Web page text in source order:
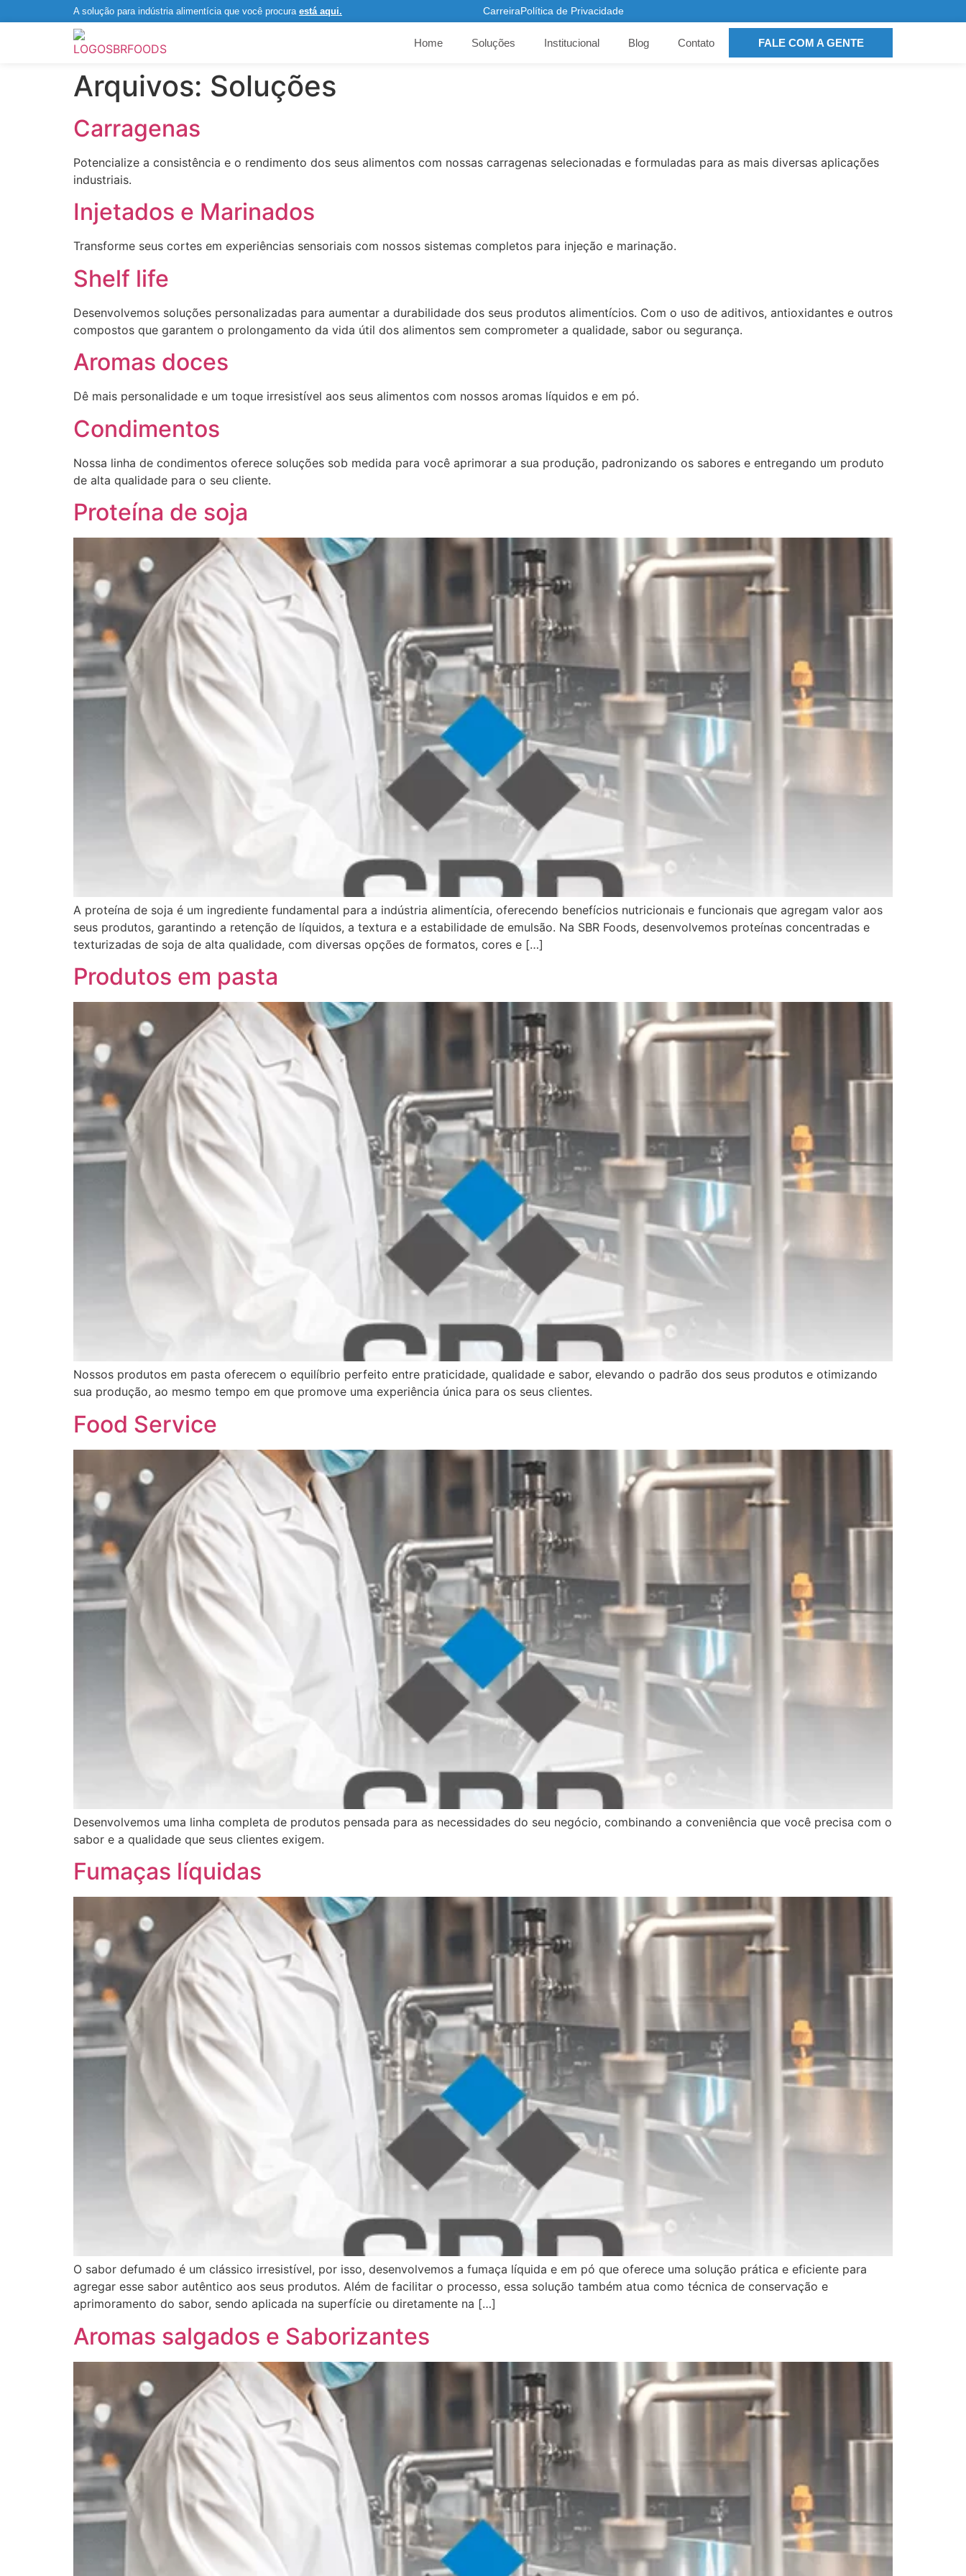
A solução para indústria alimentícia que você procura está aqui. CarreiraPolítica de Privacidade
Home Soluções Institucional Blog Contato FALE COM A GENTE
Arquivos: Soluções
Carragenas
Potencialize a consistência e o rendimento dos seus alimentos com nossas carragenas selecionadas e formuladas para as mais diversas aplicações
industriais.
Injetados e Marinados
Transforme seus cortes em experiências sensoriais com nossos sistemas completos para injeção e marinação.
Shelf life
Desenvolvemos soluções personalizadas para aumentar a durabilidade dos seus produtos alimentícios. Com o uso de aditivos, antioxidantes e outros
compostos que garantem o prolongamento da vida útil dos alimentos sem comprometer a qualidade, sabor ou segurança.
Aromas doces
Dê mais personalidade e um toque irresistível aos seus alimentos com nossos aromas líquidos e em pó.
Condimentos
Nossa linha de condimentos oferece soluções sob medida para você aprimorar a sua produção, padronizando os sabores e entregando um produto
de alta qualidade para o seu cliente.
Proteína de soja
A proteína de soja é um ingrediente fundamental para a indústria alimentícia, oferecendo benefícios nutricionais e funcionais que agregam valor aos
seus produtos, garantindo a retenção de líquidos, a textura e a estabilidade de emulsão. Na SBR Foods, desenvolvemos proteínas concentradas e
texturizadas de soja de alta qualidade, com diversas opções de formatos, cores e […]
Produtos em pasta
Nossos produtos em pasta oferecem o equilíbrio perfeito entre praticidade, qualidade e sabor, elevando o padrão dos seus produtos e otimizando
sua produção, ao mesmo tempo em que promove uma experiência única para os seus clientes.
Food Service
Desenvolvemos uma linha completa de produtos pensada para as necessidades do seu negócio, combinando a conveniência que você precisa com o
sabor e a qualidade que seus clientes exigem.
Fumaças líquidas
O sabor defumado é um clássico irresistível, por isso, desenvolvemos a fumaça líquida e em pó que oferece uma solução prática e eficiente para
agregar esse sabor autêntico aos seus produtos. Além de facilitar o processo, essa solução também atua como técnica de conservação e
aprimoramento do sabor, sendo aplicada na superfície ou diretamente na […]
Aromas salgados e Saborizantes